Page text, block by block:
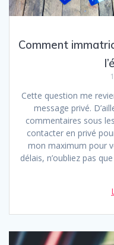
Comment
Cette question me
message privé.
commentaires sous
contacter en privé
mon maximum pour
délais, n’oubliez pas